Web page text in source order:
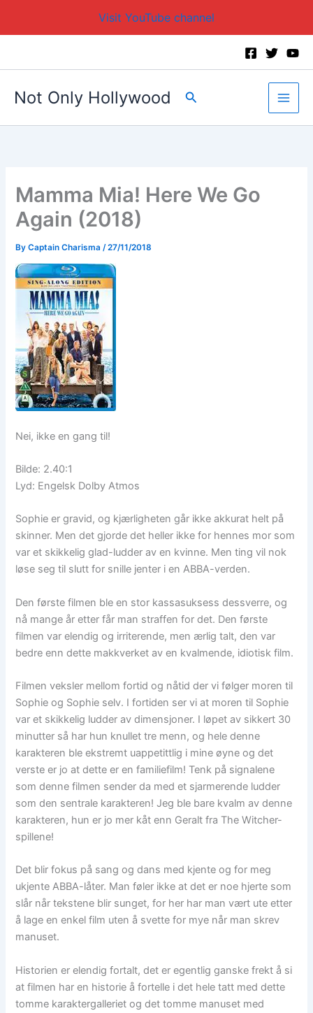
Visit YouTube channel
Not Only Hollywood Search
Mamma Mia! Here We Go
Again (2018)
ByCaptain Charisma /27/11/2018
Nei, ikke en gang til!
Bilde: 2.40:1
Lyd: Engelsk Dolby Atmos
Sophie er gravid, og kjærligheten går ikke akkurat helt på
skinner. Men det gjorde det heller ikke for hennes mor som
var et skikkelig glad-ludder av en kvinne. Men ting vil nok
løse seg til slutt for snille jenter i en ABBA-verden.
Den første filmen ble en stor kassasuksess dessverre, og
nå mange år etter får man straffen for det. Den første
filmen var elendig og irriterende, men ærlig talt, den var
bedre enn dette makkverket av en kvalmende, idiotisk film.
Filmen veksler mellom fortid og nåtid der vi følger moren til
Sophie og Sophie selv. I fortiden ser vi at moren til Sophie
var et skikkelig ludder av dimensjoner. I løpet av sikkert 30
minutter så har hun knullet tre menn, og hele denne
karakteren ble ekstremt uappetittlig i mine øyne og det
verste er jo at dette er en familiefilm! Tenk på signalene
som denne filmen sender da med et sjarmerende ludder
som den sentrale karakteren! Jeg ble bare kvalm av denne
karakteren, hun er jo mer kåt enn Geralt fra The Witcher-
spillene!
Det blir fokus på sang og dans med kjente og for meg
ukjente ABBA-låter. Man føler ikke at det er noe hjerte som
slår når tekstene blir sunget, for her har man vært ute etter
å lage en enkel film uten å svette for mye når man skrev
manuset.
Historien er elendig fortalt, det er egentlig ganske frekt å si
at filmen har en historie å fortelle i det hele tatt med dette
tomme karaktergalleriet og det tomme manuset med